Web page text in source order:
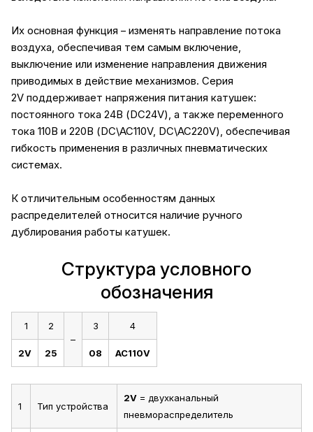
Их основная функция – изменять направление потока
воздуха, обеспечивая тем самым включение,
выключение или изменение направления движения
приводимых в действие механизмов. Серия
2V поддерживает напряжения питания катушек:
постоянного тока 24В (DC24V), а также переменного
тока 110В и 220В (DC\AC110V, DC\AC220V), обеспечивая
гибкость применения в различных пневматических
системах.
К отличительным особенностям данных
распределителей относится наличие ручного
дублирования работы катушек.
Структура условного
обозначения
1
2
–
3 4
2V 25 08 AC110V
1 Тип устройства
2V = двухканальный
пневмораспределитель